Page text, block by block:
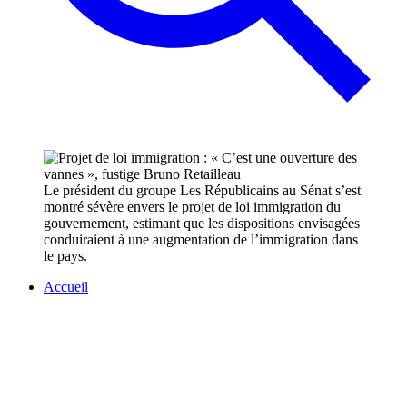
Le président du groupe Les Républicains au Sénat s’est
montré sévère envers le projet de loi immigration du
gouvernement, estimant que les dispositions envisagées
conduiraient à une augmentation de l’immigration dans
le pays.
Accueil